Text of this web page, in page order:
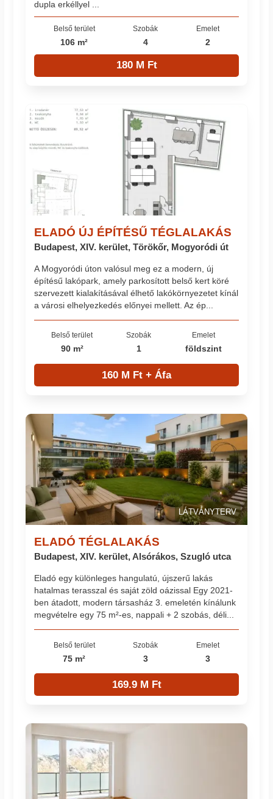
dupla erkéllyel ...
Belső terület
106 m²
Szobák
4
Emelet
2
180 M Ft
ELADÓ ÚJ ÉPÍTÉSŰ TÉGLALAKÁS
Budapest, XIV. kerület, Törökőr, Mogyoródi út
A Mogyoródi úton valósul meg ez a modern, új
építésű lakópark, amely parkosított belső kert köré
szervezett kialakításával élhető lakókörnyezetet kínál
a városi elhelyezkedés előnyei mellett. Az ép...
Belső terület
90 m²
Szobák
1
Emelet
földszint
160 M Ft + Áfa
LÁTVÁNYTERV
ELADÓ TÉGLALAKÁS
Budapest, XIV. kerület, Alsórákos, Szugló utca
Eladó egy különleges hangulatú, újszerű lakás
hatalmas terasszal és saját zöld oázissal Egy 2021-
ben átadott, modern társasház 3. emeletén kínálunk
megvételre egy 75 m²-es, nappali + 2 szobás, déli...
Belső terület
75 m²
Szobák
3
Emelet
3
169.9 M Ft